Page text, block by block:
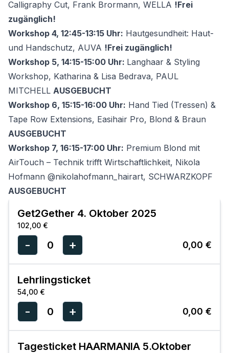
Calligraphy Cut, Frank Brormann, WELLA !Frei
zugänglich!
Workshop 4, 12:45-13:15 Uhr: Hautgesundheit: Haut-
und Handschutz, AUVA !Frei zugänglich!
Workshop 5, 14:15-15:00 Uhr: Langhaar & Styling
Workshop, Katharina & Lisa Bedrava, PAUL
MITCHELL AUSGEBUCHT
Workshop 6, 15:15-16:00 Uhr: Hand Tied (Tressen) &
Tape Row Extensions, Easihair Pro, Blond & Braun
AUSGEBUCHT
Workshop 7, 16:15-17:00 Uhr: Premium Blond mit
AirTouch – Technik trifft Wirtschaftlichkeit, Nikola
Hofmann @nikolahofmann_hairart, SCHWARZKOPF
AUSGEBUCHT
Get2Gether 4. Oktober 2025
102,00 €
- 0 + 0,00 €
Lehrlingsticket
54,00 €
- 0 + 0,00 €
Tagesticket HAARMANIA 5.Oktober